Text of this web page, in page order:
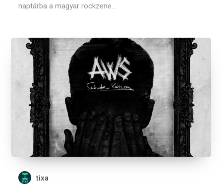
naptárba a magyar rockzene...
tixa